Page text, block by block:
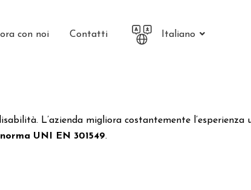
con noi Contatti Italiano
L’azienda migliora costantemente
norma UNI EN 301549.